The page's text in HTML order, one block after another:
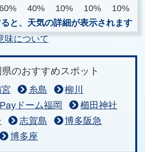
60% 40% 10% 10%
10%
と、天気の詳細が表示されます
味について
のおすすめスポット
糸島
柳川
ドーム福岡
櫛田神社
志賀島
博多阪急
博多座